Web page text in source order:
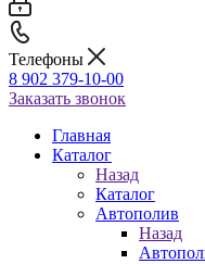
Телефоны
8 902 379-10-00
Заказать звонок
Главная
Каталог
Назад
Каталог
Автополив
Назад